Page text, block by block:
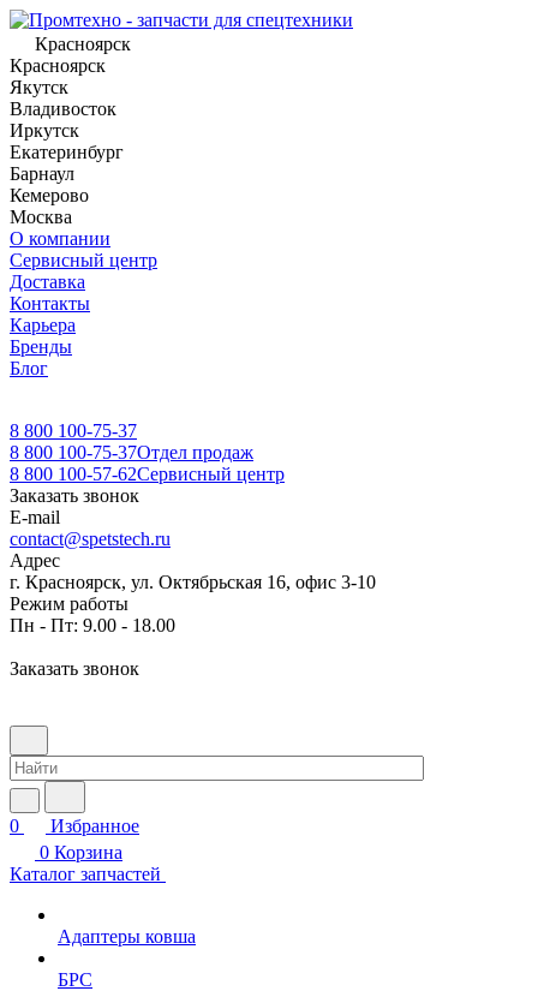
Красноярск
Красноярск
Якутск
Владивосток
Иркутск
Екатеринбург
Барнаул
Кемерово
Москва
О компании
Сервисный центр
Доставка
Контакты
Карьера
Бренды
Блог
8 800 100-75-37
8 800 100-75-37Отдел продаж
8 800 100-57-62Сервисный центр
Заказать звонок
E-mail
contact@spetstech.ru
Адрес
г. Красноярск, ул. Октябрьская 16, офис 3-10
Режим работы
Пн - Пт: 9.00 - 18.00
Заказать звонок
0
Избранное
0 Корзина
Каталог запчастей
Адаптеры ковша
БРС